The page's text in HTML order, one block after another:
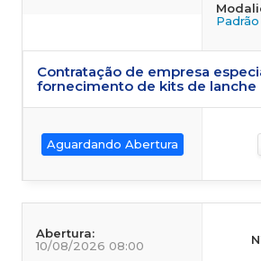
Padrão
Contratação de empresa
fornecimento de kits de lanche
Aguardando Abertura
Abertura:
10/08/2026 08:00